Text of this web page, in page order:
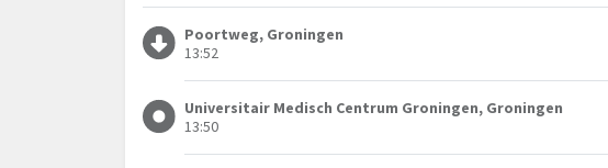
Poortweg, Groningen
13:52
Universitair Medisch Centrum Groningen, Groningen
13:50